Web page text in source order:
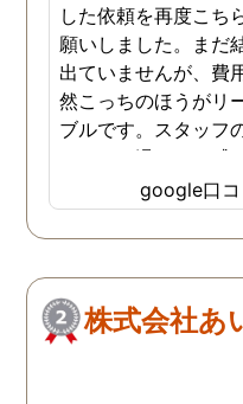
した依頼を再度こち
願いしました。まだ
出ていませんが、費
然こっちのほうがリ
ブルです。スタッフ
なんかも温かみを感
す。はじめからこち
ればよかったです😢
google口コ
株式会社あ